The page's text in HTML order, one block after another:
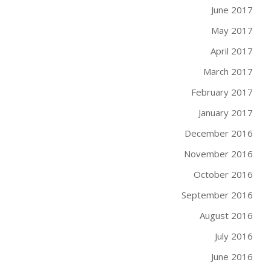
June 2017
May 2017
April 2017
March 2017
February 2017
January 2017
December 2016
November 2016
October 2016
September 2016
August 2016
July 2016
June 2016